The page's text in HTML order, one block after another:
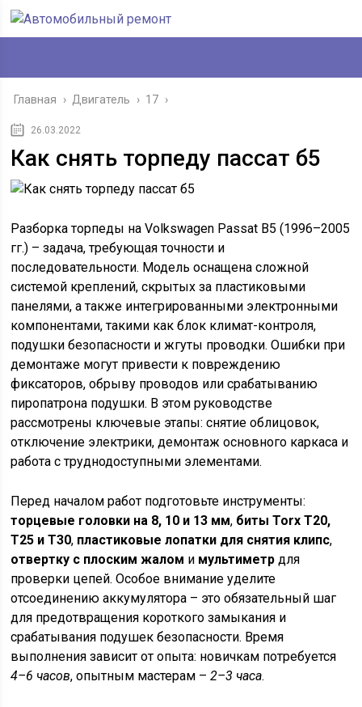
Главная › Двигатель › 17 ›
26.03.2022
Как снять торпеду пассат б5
Разборка торпеды на Volkswagen Passat B5 (1996–2005
гг.) – задача, требующая точности и
последовательности. Модель оснащена сложной
системой креплений, скрытых за пластиковыми
панелями, а также интегрированными электронными
компонентами, такими как блок климат-контроля,
подушки безопасности и жгуты проводки. Ошибки при
демонтаже могут привести к повреждению
фиксаторов, обрыву проводов или срабатыванию
пиропатрона подушки. В этом руководстве
рассмотрены ключевые этапы: снятие облицовок,
отключение электрики, демонтаж основного каркаса и
работа с труднодоступными элементами.
Перед началом работ подготовьте инструменты:
торцевые головки на 8, 10 и 13 мм, биты Torx T20,
T25 и T30, пластиковые лопатки для снятия клипс,
отвертку с плоским жалом и мультиметр для
проверки цепей. Особое внимание уделите
отсоединению аккумулятора – это обязательный шаг
для предотвращения короткого замыкания и
срабатывания подушек безопасности. Время
выполнения зависит от опыта: новичкам потребуется
4–6 часов, опытным мастерам –2–3 часа.